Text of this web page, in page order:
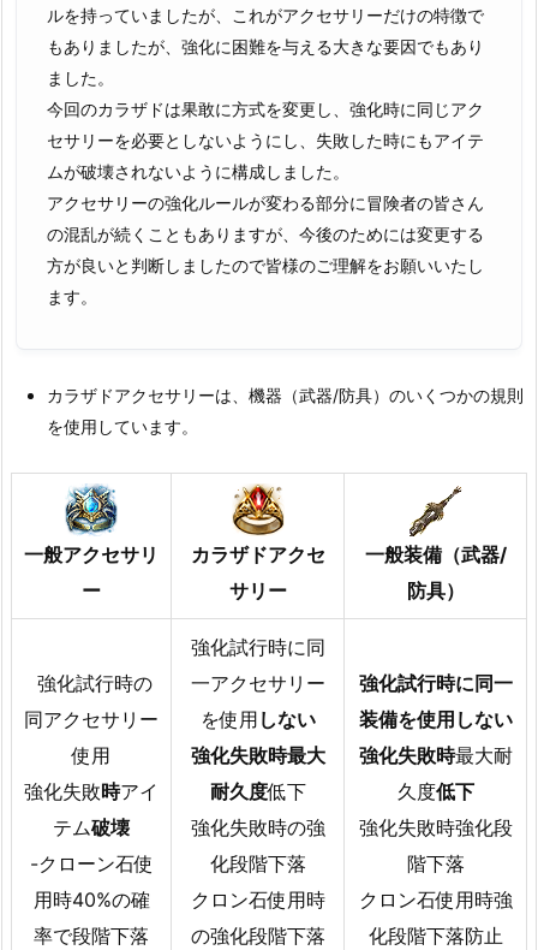
ルを持っていましたが、これがアクセサリーだけの特徴で
もありましたが、強化に困難を与える大きな要因でもあり
ました。
今回のカラザドは果敢に方式を変更し、強化時に同じアク
セサリーを必要としないようにし、失敗した時にもアイテ
ムが破壊されないように構成しました。
アクセサリーの強化ルールが変わる部分に冒険者の皆さん
の混乱が続くこともありますが、今後のためには変更する
方が良いと判断しましたので皆様のご理解をお願いいたし
ます。
カラザドアクセサリーは、機器（武器/防具）のいくつかの規則
を使用しています。
一般アクセサリ
ー
カラザドアクセ
サリー
一般装備（武器/
防具）
強化試行時の
同アクセサリー
使用
強化失敗時アイ
テム破壊
-クローン石使
用時40%の確
率で段階下落
強化試行時に同
一アクセサリー
を使用 しない
強化失敗時最大
耐久度低下
強化失敗時の強
化段階下落
クロン石使用時
の強化段階下落
強化試行時に同一
装備を使用しない
強化失敗時最大耐
久度低下
強化失敗時強化段
階下落
クロン石使用時強
化段階下落防止